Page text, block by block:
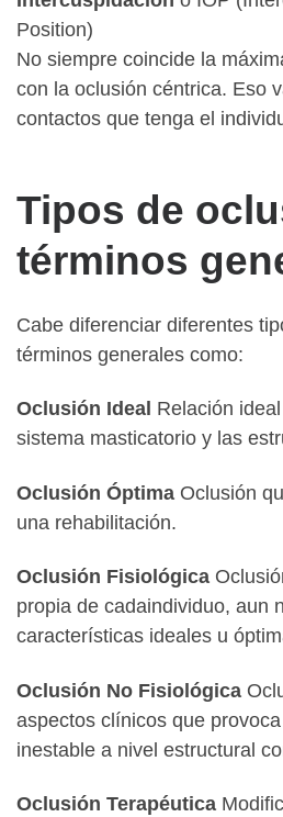
Position)
No siempre coincide la
con la oclusión céntrica. Eso
contactos que tenga el
Tipos de
términos
Cabe diferenciar diferentes
términos generales como:
Oclusión Ideal Relación
sistema masticatorio y las
Oclusión Óptima Oclusión
una rehabilitación.
Oclusión Fisiológica
propia de cadaindividuo, aun
características ideales u
Oclusión No Fisiológica
aspectos clínicos que
inestable a nivel estructural
Oclusión Terapéutica